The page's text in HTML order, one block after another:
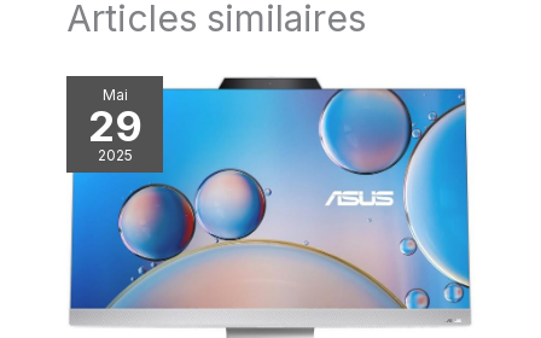
Articles similaires
Mai
29
2025